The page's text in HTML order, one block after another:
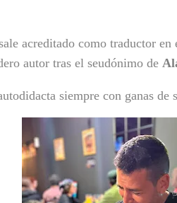
acreditado como traductor
autor tras el seudónimo de
siempre con ganas de